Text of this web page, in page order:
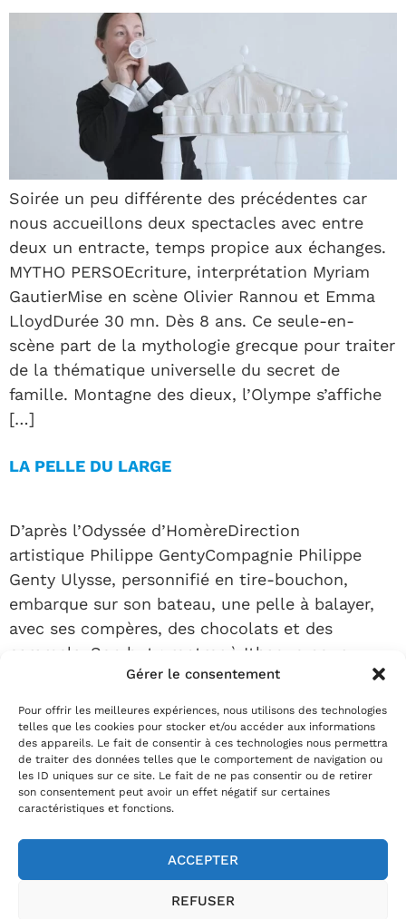
Gérer le consentement
Pour offrir les meilleures expériences, nous utilisons des technologies
telles que les cookies pour stocker et/ou accéder aux informations
des appareils. Le fait de consentir à ces technologies nous permettra
de traiter des données telles que le comportement de navigation ou
les ID uniques sur ce site. Le fait de ne pas consentir ou de retirer
son consentement peut avoir un effet négatif sur certaines
caractéristiques et fonctions.
ACCEPTER
REFUSER
Soirée un peu différente des précédentes car
nous accueillons deux spectacles avec entre
deux un entracte, temps propice aux échanges.
MYTHO PERSOEcriture, interprétation Myriam
GautierMise en scène Olivier Rannou et Emma
LloydDurée 30 mn. Dès 8 ans. Ce seule-en-
scène part de la mythologie grecque pour traiter
de la thématique universelle du secret de
famille. Montagne des dieux, l’Olympe s’affiche
[…]
LA PELLE DU LARGE
D’après l’Odyssée d’HomèreDirection
artistique Philippe GentyCompagnie Philippe
Genty Ulysse, personnifié en tire-bouchon,
embarque sur son bateau, une pelle à balayer,
avec ses compères, des chocolats et des
caramels. Son but : rentrer à Ithaque pour
retrouver Pénélope, transformée pour l’occasion
en glaçon qui ne cesse de fondre tellement
l’attente est longue. Classique de la littérature,
l’Odyssée d’Homère […]
Prochain
02.35.29.22.81
du mardi au vendredi de 13h30 à 18h et le